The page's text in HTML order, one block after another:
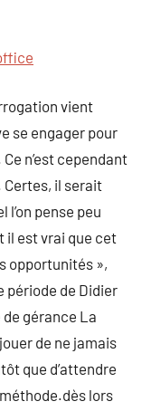
vient
se engager pour
n’est cependant
Certes, il serait
pense peu
il est vrai que cet
opportunités »,
période de Didier
gérance La
de ne jamais
que d’attendre
lors